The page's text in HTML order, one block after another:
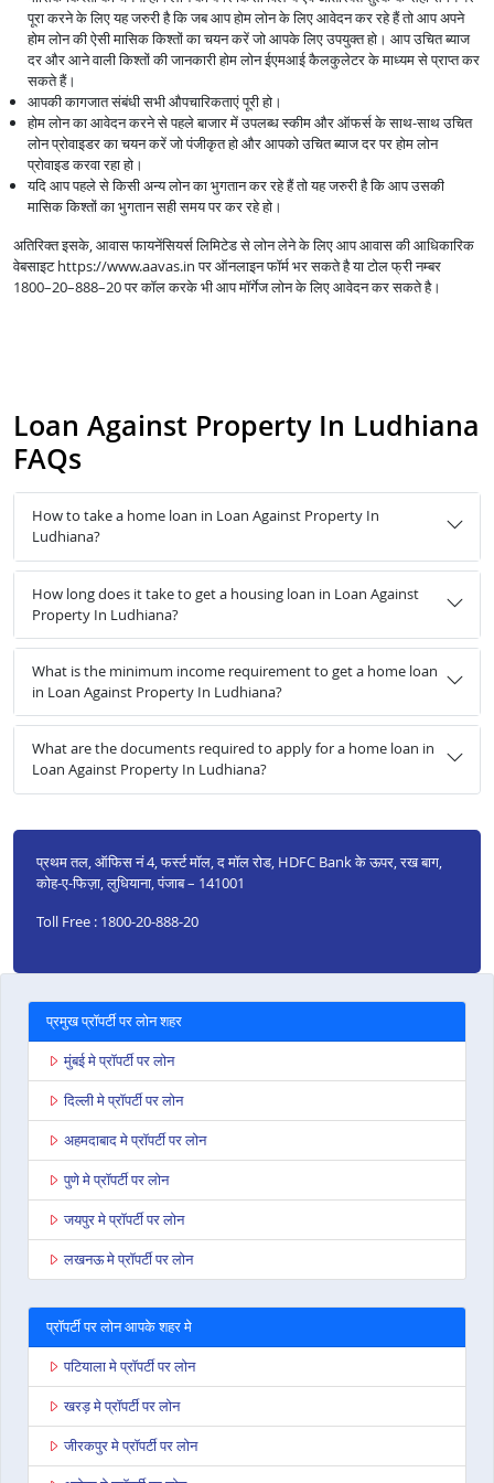
पूरा करने के लिए यह जरुरी है कि जब आप होम लोन के लिए आवेदन कर रहे हैं तो आप अपने
होम लोन की ऐसी मासिक किश्तों का चयन करें जो आपके लिए उपयुक्त हो। आप उचित ब्याज
दर और आने वाली किश्तों की जानकारी होम लोन ईएमआई कैलकुलेटर के माध्यम से प्राप्त कर
सकते हैं।
आपकी कागजात संबंधी सभी औपचारिकताएं पूरी हो।
होम लोन का आवेदन करने से पहले बाजार में उपलब्ध स्कीम और ऑफर्स के साथ-साथ उचित
लोन प्रोवाइडर का चयन करें जो पंजीकृत हो और आपको उचित ब्याज दर पर होम लोन
प्रोवाइड करवा रहा हो।
यदि आप पहले से किसी अन्य लोन का भुगतान कर रहे हैं तो यह जरुरी है कि आप उसकी
मासिक किश्तों का भुगतान सही समय पर कर रहे हो।
अतिरिक्त इसके, आवास फायनेंसियर्स लिमिटेड से लोन लेने के लिए आप आवास की आधिकारिक
वेबसाइट https://www.aavas.in पर ऑनलाइन फॉर्म भर सकते है या टोल फ्री नम्बर
1800–20–888–20 पर कॉल करके भी आप मॉर्गेज लोन के लिए आवेदन कर सकते है।
Loan Against Property In Ludhiana
FAQs
How to take a home loan in Loan Against Property In
Ludhiana?
How long does it take to get a housing loan in Loan Against
Property In Ludhiana?
What is the minimum income requirement to get a home loan
in Loan Against Property In Ludhiana?
What are the documents required to apply for a home loan in
Loan Against Property In Ludhiana?
प्रथम तल, ऑफिस नं 4, फर्स्ट मॉल, द मॉल रोड, HDFC Bank के ऊपर, रख बाग,
कोह-ए-फिज़ा, लुधियाना, पंजाब – 141001
Toll Free : 1800-20-888-20
प्रमुख प्रॉपर्टी पर लोन शहर
मुंबई मे प्रॉपर्टी पर लोन
दिल्ली मे प्रॉपर्टी पर लोन
अहमदाबाद मे प्रॉपर्टी पर लोन
पुणे मे प्रॉपर्टी पर लोन
जयपुर मे प्रॉपर्टी पर लोन
लखनऊ मे प्रॉपर्टी पर लोन
प्रॉपर्टी पर लोन आपके शहर मे
पटियाला मे प्रॉपर्टी पर लोन
खरड़ मे प्रॉपर्टी पर लोन
जीरकपुर मे प्रॉपर्टी पर लोन